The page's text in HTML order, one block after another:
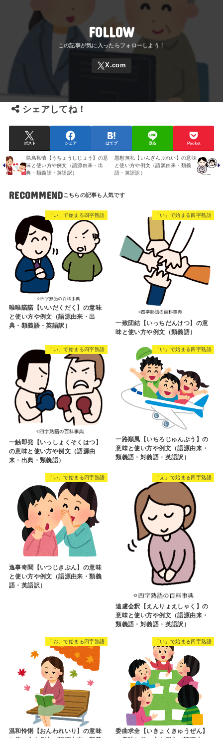
FOLLOW
シェアしてね！
ポスト シェア はてブ 送る Pocket
烏鳥私情【うちょうしじょう】の意
味と使い方や例文（語源由来・出
典・類義語・英語訳）
慇懃無礼【いんぎんぶれい】の意味
と使い方や例文（語源由来・類義
語・英語訳）
RECOMMEND
「い」で始まる四字熟語
唯唯諾諾【いいだくだく】の意味
と使い方や例文（語源由来・出
典・類義語・英語訳）
「い」で始まる四字熟語
一致団結【いっちだんけつ】の意
味と使い方や例文（類義語）
「い」で始まる四字熟語
一触即発【いっしょくそくはつ】
の意味と使い方や例文（語源由
来・出典・類義語）
「い」で始まる四字熟語
一路順風【いちろじゅんぷう】の
意味と使い方や例文（語源由来・
類義語・対義語・英語訳）
「い」で始まる四字熟語
逸事奇聞【いつじきぶん】の意味
と使い方や例文（語源由来・類義
語・英語訳）
「え」で始まる四字熟語
遠慮会釈【えんりょえしゃく】の
意味と使い方や例文（語源由来・
類義語・対義語・英語訳）
「お」で始まる四字熟語
温和怜悧【おんわれいり】の意味
「い」で始まる四字熟語
委曲求全【いきょくきゅうぜん】